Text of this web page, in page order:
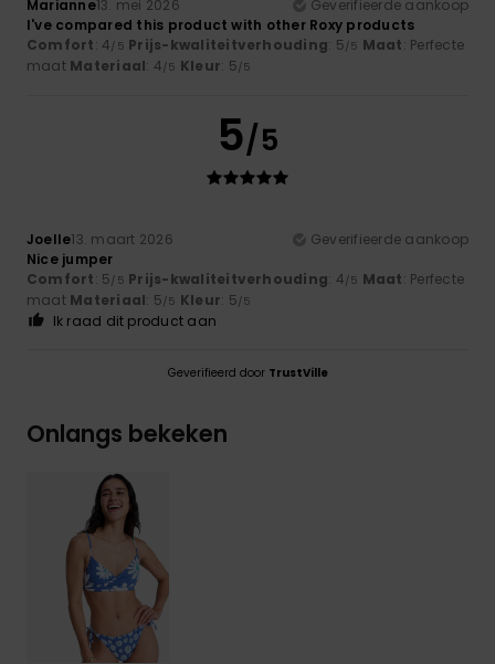
Marianne13. mei 2026
Geverifieerde aankoop
I've compared this product with other Roxy products
Comfort: 4/5 Prijs-kwaliteitverhouding: 5/5 Maat: Perfecte
maat Materiaal: 4/5 Kleur: 5/5
5/5
Joelle13. maart 2026
Geverifieerde aankoop
Nice jumper
Comfort: 5/5 Prijs-kwaliteitverhouding: 4/5 Maat: Perfecte
maat Materiaal: 5/5 Kleur: 5/5
Ik raad dit product aan
Geverifieerd door TrustVille
Onlangs bekeken